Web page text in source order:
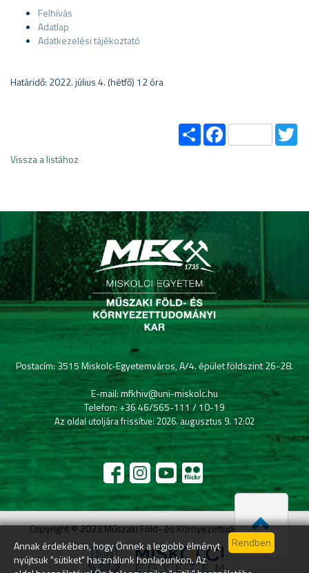
Annak érdekében, hogy Önnek a legjobb élményt
nyújtsuk "sütiket" használunk honlapunkon. Az
Felhívás
Adatlap
Adatkezelési tájékoztató
Határidő: 2022. július 4. (hétfő) 12 óra
ShareFacebook
Vissza a listához
Postacím: 3515 Miskolc-Egyetemváros, A/4. épület földszint 26-28.
E-mail: mfkhiv@uni-miskolc.hu
Telefon: +36 46/565-111 / 10-19
Az oldal utoljára frissítve: 2026. augusztus 9. 12:02
Copyright © 2023 Műszaki Föld- és Környezettudományi Kar